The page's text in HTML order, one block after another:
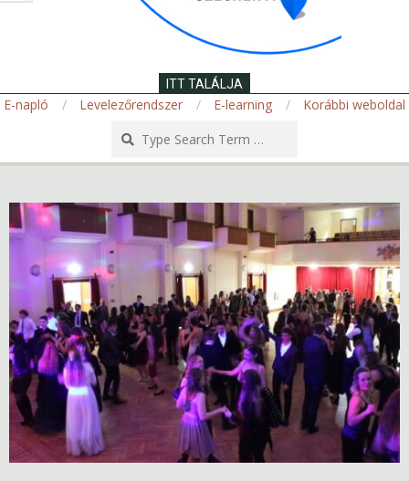
ITT TALÁLJA
E-napló Levelezőrendszer E-learning
Korábbi weboldal
Menu